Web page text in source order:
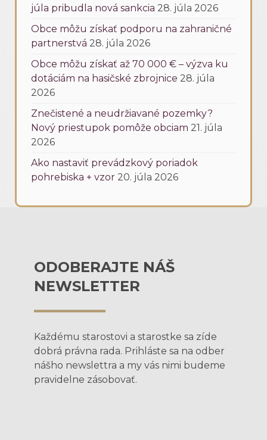
júla pribudla nová sankcia 28. júla 2026
Obce môžu získať podporu na zahraničné
partnerstvá 28. júla 2026
Obce môžu získať až 70 000 € – výzva ku
dotáciám na hasičské zbrojnice 28. júla
2026
Znečistené a neudržiavané pozemky?
Nový priestupok pomôže obciam 21. júla
2026
Ako nastaviť prevádzkový poriadok
pohrebiska + vzor 20. júla 2026
ODOBERAJTE NÁŠ
NEWSLETTER
Každému starostovi a starostke sa zíde
dobrá právna rada. Prihláste sa na odber
nášho newslettra a my vás nimi budeme
pravidelne zásobovať.